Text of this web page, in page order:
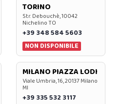
TORINO
Str. Debouchè, 10042
Nichelino TO
+39 348 584 5603
NON DISPONIBILE
MILANO PIAZZA LODI
Viale Umbria, 16, 20137 Milano
MI
+39 335 532 3117